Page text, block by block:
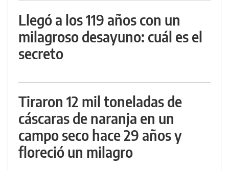
Llegó a los 119 años con un
milagroso desayuno: cuál es el
secreto
Tiraron 12 mil toneladas de
cáscaras de naranja en un
campo seco hace 29 años y
floreció un milagro